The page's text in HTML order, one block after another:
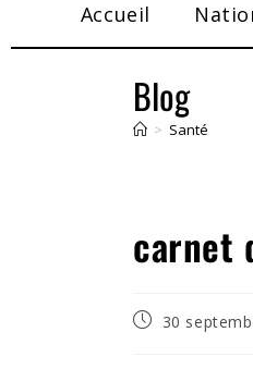
Accueil
Blog
> Santé
carnet
30